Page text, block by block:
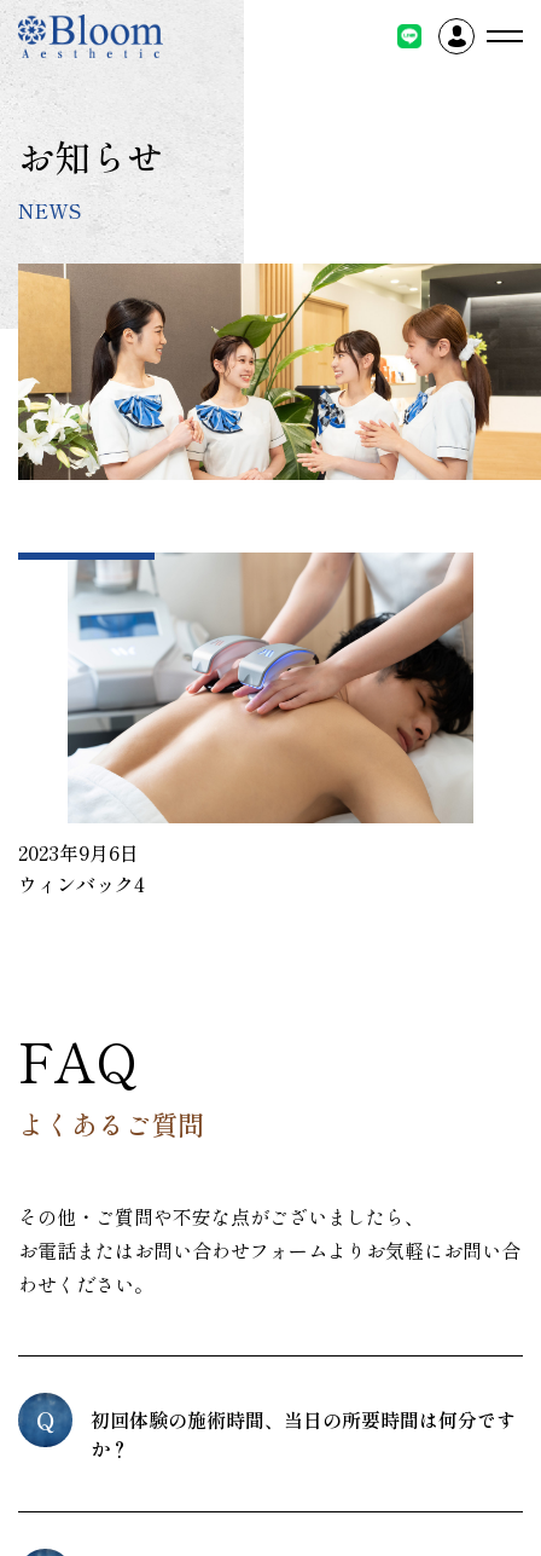
コ
テ
ン
ツ
に
キ
お知らせ
NEWS
2023年9月6日
ウィンバック4
FAQ
よくあるご質問
その他・ご質問や不安な点がございましたら、
お電話またはお問い合わせフォームよりお気軽にお問い合
わせください。
Q
初回体験の施術時間、当日の所要時間は何分です
か？